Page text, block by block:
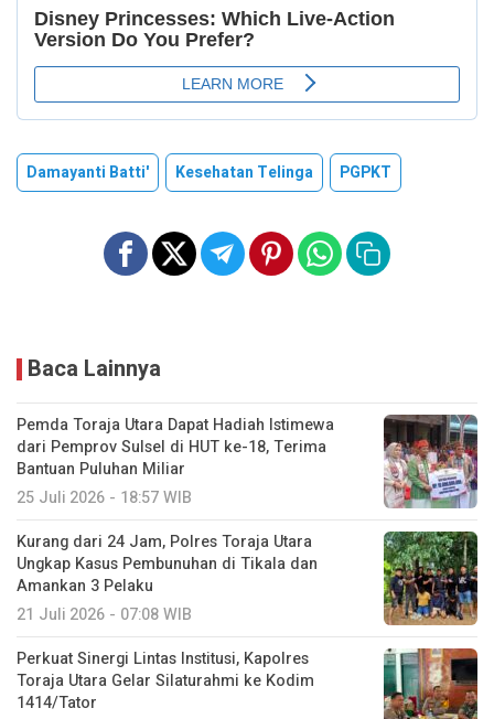
Damayanti Batti' Kesehatan Telinga PGPKT
Baca Lainnya
Pemda Toraja Utara Dapat Hadiah Istimewa
dari Pemprov Sulsel di HUT ke-18, Terima
Bantuan Puluhan Miliar
25 Juli 2026 - 18:57 WIB
Kurang dari 24 Jam, Polres Toraja Utara
Ungkap Kasus Pembunuhan di Tikala dan
Amankan 3 Pelaku
21 Juli 2026 - 07:08 WIB
Perkuat Sinergi Lintas Institusi, Kapolres
Toraja Utara Gelar Silaturahmi ke Kodim
1414/Tator